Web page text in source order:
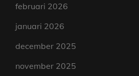
februari 2026
januari 2026
december 2025
november 2025